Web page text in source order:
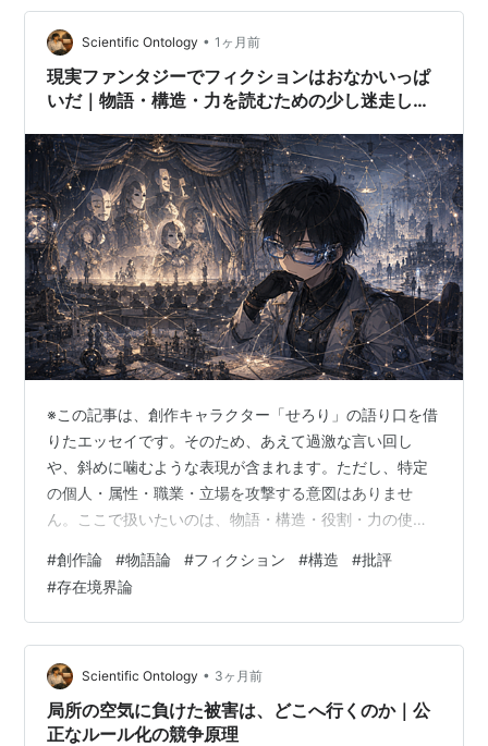
いては、暫定的な評価にとどめる必要があるからであ
る。 例えば、作品全体の物語構造について総括的な評価
を下すためには、原則として作品の完結を待…
Scientific Ontology • 1ヶ月前
現実ファンタジーでフィクションはおなかいっぱ
いだ｜物語・構造・力を読むための少し迷走した
※この記事は、創作キャラクター「せろり」の語り口を借
りたエッセイです。そのため、あえて過激な言い回し
や、斜めに噛むような表現が含まれます。ただし、特定
の個人・属性・職業・立場を攻撃する意図はありませ
ん。ここで扱いたいのは、物語・構造・役割・力の使わ
を求める」 そんな感じの言葉が目に入った。 まあ、分か
らなくはない。分からなくはないが、かなり危ない。 物
語は、真実の代用品ではない。真実から目を逸らすため
の甘い餌でもない。物語は、事実だけでは届かない真実
層へ触るためにある。 などと、いきなり面倒くさいこと
を言い始めた。 たいがいである。 でも、こ…
#創作論 #物語論 #フィクション #構造 #批評
#存在境界論
Scientific Ontology • 3ヶ月前
局所の空気に負けた被害は、どこへ行くのか｜公
正なルール化の競争原理